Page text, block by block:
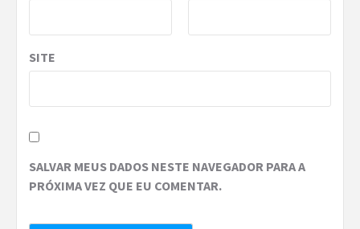
SITE
SALVAR MEUS DADOS NESTE NAVEGADOR PARA A
PRÓXIMA VEZ QUE EU COMENTAR.